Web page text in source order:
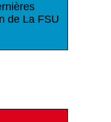
de La FSU